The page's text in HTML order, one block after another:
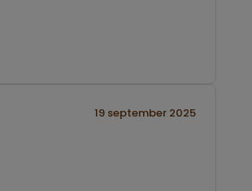
19 september 2025